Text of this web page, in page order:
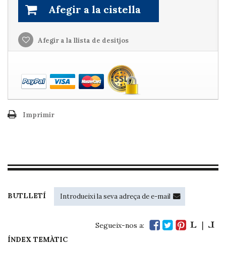
Afegir a la cistella
Afegir a la llista de desitjos
Imprimir
BUTLLETÍ
Segueix-nos a:
ÍNDEX TEMÀTIC